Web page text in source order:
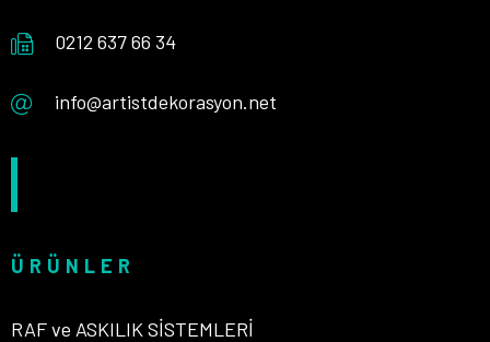
0212 637 66 34
info@artistdekorasyon.net
ÜRÜNLER
RAF ve ASKILIK SİSTEMLERİ